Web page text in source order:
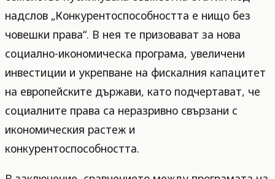
надслов „Конкурентоспособността е нищо без
човешки права“. В нея те призовават за нова
социално-икономическа програма, увеличени
инвестиции и укрепване на фискалния капацитет
на европейските държави, като подчертават, че
социалните права са неразривно свързани с
икономическия растеж и
конкурентоспособността.